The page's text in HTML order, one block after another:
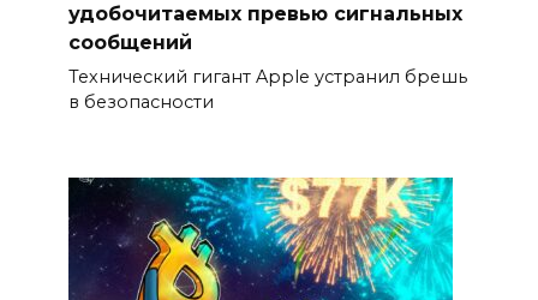
удобочитаемых превью сигнальных
сообщений
Технический гигант Apple устранил брешь
в безопасности